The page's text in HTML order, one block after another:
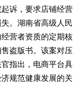
起诉，要求店铺经营
。湖南省高级人民
营者资质的定期核
盗版书。该案对压
指出，电商平台具
规范健康发展的关